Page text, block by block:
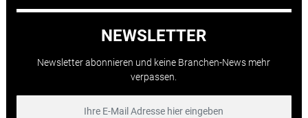
NEWSLETTER
Newsletter abonnieren und keine Branchen-News mehr
verpassen.